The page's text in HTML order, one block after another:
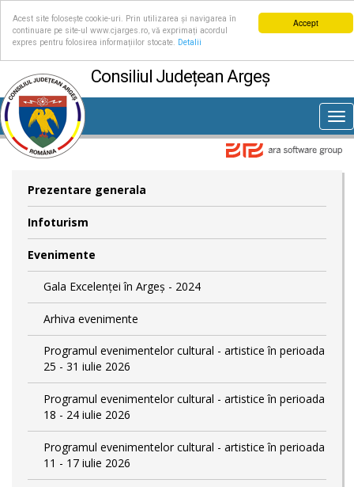
Accept
Acest site folosește cookie-uri. Prin utilizarea și navigarea în
continuare pe site-ul www.cjarges.ro, vă exprimați acordul
expres pentru folosirea informațiilor stocate.
Detalii
Consiliul Județean Argeș
Prezentare generala
Infoturism
Evenimente
Gala Excelenței în Argeș - 2024
Arhiva evenimente
Programul evenimentelor cultural - artistice în perioada
25 - 31 iulie 2026
Programul evenimentelor cultural - artistice în perioada
18 - 24 iulie 2026
Programul evenimentelor cultural - artistice în perioada
11 - 17 iulie 2026